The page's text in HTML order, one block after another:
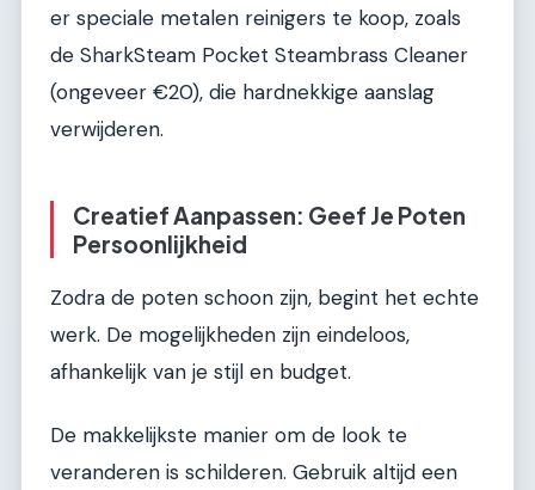
er speciale metalen reinigers te koop, zoals
de SharkSteam Pocket Steambrass Cleaner
(ongeveer €20), die hardnekkige aanslag
verwijderen.
Creatief Aanpassen: Geef Je Poten
Persoonlijkheid
Zodra de poten schoon zijn, begint het echte
werk. De mogelijkheden zijn eindeloos,
afhankelijk van je stijl en budget.
De makkelijkste manier om de look te
veranderen is schilderen. Gebruik altijd een